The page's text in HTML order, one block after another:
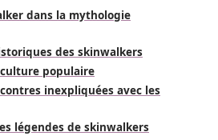
dans la mythologie
des skinwalkers
populaire
inexpliquées avec les
légendes de skinwalkers